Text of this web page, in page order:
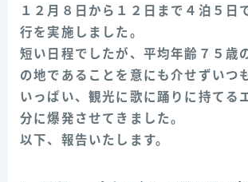
支部活動報告
リンク集
１２月８日から１２日まで４泊５日
行を実施しました。
短い日程でしたが、平均年齢７５歳
の地であることを意にも介せずいつ
いっぱい、観光に歌に踊りに持てる
分に爆発させてきました。
以下、報告いたします。